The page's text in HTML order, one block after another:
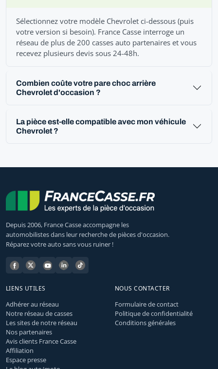
Sélectionnez votre modèle Chevrolet ci-dessous (puis
votre version si besoin). France Casse interroge un
réseau de plus de 200 casses auto partenaires et vous
recevez plusieurs devis sous 24-48h.
Combien coûte votre pare choc arrière
Chevrolet d'occasion ?
La pièce est-elle compatible avec mon véhicule
Chevrolet ?
Depuis 2006, France Casse accompagne les
automobilistes dans leur recherche de pièces d'occasion.
Réparez votre auto sans vous ruiner !
LIENS UTILES
Adhérer au réseau
Notre réseau de casses
Les sites de notre réseau
Nos partenaires
Avis clients France Casse
Affiliation
Espace presse
NOUS CONTACTER
Formulaire de contact
Politique de confidentialité
Conditions générales